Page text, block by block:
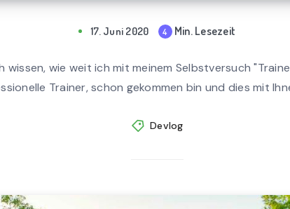
17. Juni 2020
4
d
Min. Lesezeit
wissen, wie weit ich mit meinem Selbstversuch
Trainer, schon gekommen bin und dies mit
Devlog